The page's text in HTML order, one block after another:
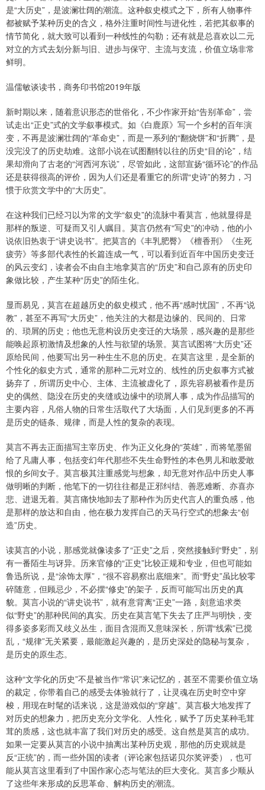
是“大历史”，是波澜壮阔的潮流。这种叙史模式之下，所有人物事件
都被赋予某种历史的含义，格外注重时间性与进化性，若把其叙事的
情节简化，就大致可以看到一种线性的勾勒；还有就是总喜欢以二元
对立的方式去划分新与旧、进步与保守、主流与支流，价值立场非常
鲜明。
温儒敏谈读书，商务印书馆2019年版
新时期以来，随着意识形态的世俗化，不少作家开始“告别革命”，尝
试走出“正史”式的文学叙事模式。如《白鹿原》写一个乡村的百年演
变，不再是波澜壮阔的“革命史”，而是一系列的“翻烧饼”和“折腾”，是
没完没了的历史劫难。这部小说在试图翻转以往的历史“目的论”，结
果却滑向了古老的“河西河东说”，尽管如此，这部宣扬“循环论”的作品
还是获得很高的评价，因为人们还是看重它的所谓“史诗”的努力，习
惯于欣赏文学中的“大历史”。
在这种我们已经习以为常的文学“叙史”的流脉中看莫言，他就显得是
那样的叛逆、可疑而又引人瞩目。莫言仍然有“写史”的冲动，他的小
说依旧热衷于“讲史说书”。把莫言的《丰乳肥臀》《檀香刑》《生死
疲劳》等多部代表性的长篇连成一气，可以看到近百年中国历史变迁
的风云变幻，读者会不由自主地拿莫言的“历史”和自己原有的历史印
象做比较，产生某种“历史”的陌生化。
显而易见，莫言在超越历史的叙史模式，他不再“感时忧国”，不再“说
教”，甚至不再写“大历史”，他关注的大都是边缘的、民间的、日常
的、琐屑的历史；他也无意构设历史变迁的大场景，感兴趣的是那些
能唤起原初激情及想象的人性与欲望的场景。莫言试图将“大历史”还
原给民间，他要写出另一种生生不息的历史。在莫言这里，是全新的
个性化的叙史方式，通常的那种二元对立的、线性的历史叙事方式被
扬弃了，所谓历史中心、主体、主流被虚化了，原先容易被看作是历
史的偶然、隐没在历史的夹缝或边缘中的琐屑人事，成为作品描写的
主要内容，凡俗人物的日常生活取代了大场面，人们见到更多的不再
是历史的链条、规律，而是人性的复杂的表现。
莫言不再去正面描写主宰历史、作为正义化身的“英雄”，而将笔墨留
给了凡庸人事，包括变幻年代那些不失生命野性的本色男儿和敢爱敢
恨的乡间女子。莫言极其注重感觉与想象，却无意对作品中历史人事
做明晰的判断，他笔下的一切往往都是正邪纠结、善恶难断、亦喜亦
悲、进退无着。莫言痛快地卸去了那种作为历史代言人的重负感，他
是那样的放达和自由，他在极力发挥自己的天马行空式的想象去“创
造”历史。
读莫言的小说，那感觉就像读多了“正史”之后，突然接触到“野史”，别
有一番陌生与讶异。历来官修的“正史”比较正规和专业，但也可能如
鲁迅所说，是“涂饰太厚”，“很不容易察出底细来”。而“野史”虽比较零
碎随意，但顾忌少，不必摆“修史”的架子，反而可能写出历史的真
貌。莫言小说的“讲史说书”，就有意背离“正史”一路，刻意追求类
似“野史”的那种民间的真实。历史在莫言笔下失去了庄严与明快，变
得多姿多彩而又歧义丛生，面目含混而又意味深长，所谓“线索”已搅
乱，“规律”无关紧要，最能激起兴趣的，是历史深处的隐秘与复杂，
是历史的原生态。
这种“文学化的历史”不是被当作“常识”来记忆的，甚至不需要价值立场
的裁定，你带着自己的感受去体验就行了，让灵魂在历史时空中穿
梭，用现在时髦的话来说，这是游戏似的“穿越”。莫言极大地发挥了
对历史的想象力，把历史充分文学化、人性化，赋予了历史某种毛茸
茸的质感，这也就丰富了我们对历史的感受。这自然是莫言的成功。
如果一定要从莫言的小说中抽离出某种历史观，那他的历史观就是
反“正统”的，而一些外国的读者（评论家包括诺贝尔奖评委），也可
能从莫言这里看到了中国作家心态与笔法的巨大变化。莫言多少顺从
了这些年来形成的反思革命、解构历史的潮流。